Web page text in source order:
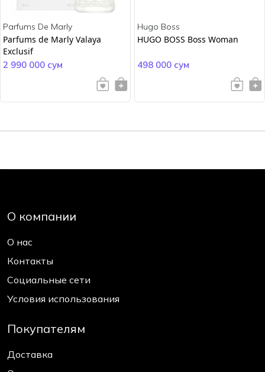
Parfums De Marly
Parfums de Marly Valaya
Exclusif
2 990 000 сум
Hugo Boss
HUGO BOSS Boss Woman
498 000 сум
О компании
О нас
Контакты
Социальные сети
Условия использования
Покупателям
Доставка